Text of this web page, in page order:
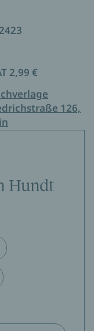
sie selbst
by Ullstein
Pfeffer
Pfeffer
2,99 €
126,
Hundt